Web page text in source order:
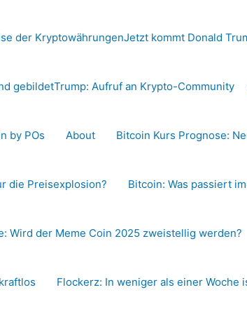
der KryptowährungenJetzt kommt Donald
gebildetTrump: Aufruf an Krypto-Community
by POs About Bitcoin Kurs Prognose:
die Preisexplosion? Bitcoin: Was passiert
Wird der Meme Coin 2025 zweistellig werden?
Flockerz: In weniger als einer Woche